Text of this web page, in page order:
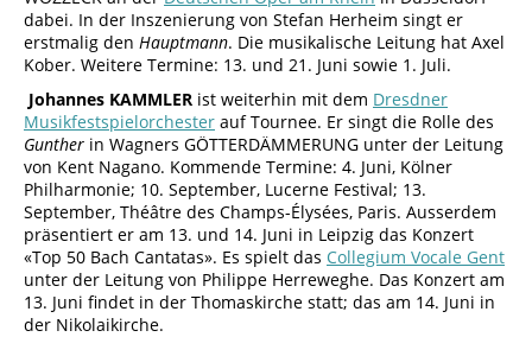
dabei. In der Inszenierung von Stefan Herheim singt er
erstmalig den Hauptmann. Die musikalische Leitung hat Axel
Kober. Weitere Termine: 13. und 21. Juni sowie 1. Juli.
Johannes KAMMLER ist weiterhin mit dem Dresdner
Musikfestspielorchester auf Tournee. Er singt die Rolle des
Gunther in Wagners GÖTTERDÄMMERUNG unter der Leitung
von Kent Nagano. Kommende Termine: 4. Juni, Kölner
Philharmonie; 10. September, Lucerne Festival; 13.
September, Théâtre des Champs-Élysées, Paris. Ausserdem
präsentiert er am 13. und 14. Juni in Leipzig das Konzert
«Top 50 Bach Cantatas». Es spielt das Collegium Vocale Gent
unter der Leitung von Philippe Herreweghe. Das Konzert am
13. Juni findet in der Thomaskirche statt; das am 14. Juni in
der Nikolaikirche.